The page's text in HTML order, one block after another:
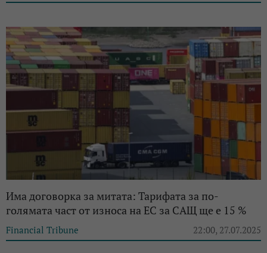
Има договорка за митата: Тарифата за по-
голямата част от износа на ЕС за САЩ ще е 15 %
Financial Tribune 22:00, 27.07.2025